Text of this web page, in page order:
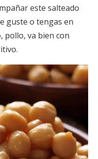
este salteado
guste o tengas en
pollo, va bien con